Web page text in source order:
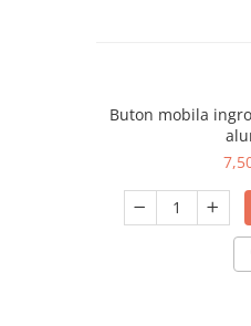
Buton mobila